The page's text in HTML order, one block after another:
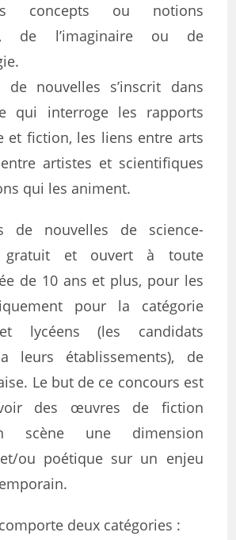
concepts ou notions
de l’imaginaire ou de
de nouvelles s’inscrit dans
qui interroge les rapports
et fiction, les liens entre arts
artistes et scientifiques
qui les animent.
de nouvelles de science-
gratuit et ouvert à toute
de 10 ans et plus, pour les
pour la catégorie
lycéens (les candidats
leurs établissements), de
Le but de ce concours est
des œuvres de fiction
scène une dimension
ou poétique sur un enjeu
deux catégories :